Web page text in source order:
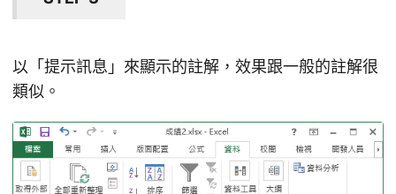
以「提示訊息」來顯示的註解，效果跟一般的註解很
類似。